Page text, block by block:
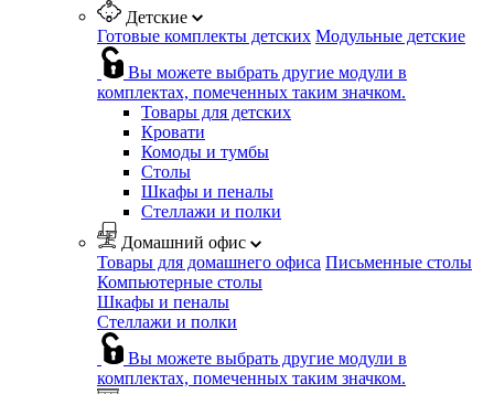
Детские
Готовые комплекты детских Модульные детские
Вы можете выбрать другие модули в
комплектах, помеченных таким значком.
Товары для детских
Кровати
Комоды и тумбы
Столы
Шкафы и пеналы
Стеллажи и полки
Домашний офис
Товары для домашнего офиса Письменные столы
Компьютерные столы
Шкафы и пеналы
Стеллажи и полки
Вы можете выбрать другие модули в
комплектах, помеченных таким значком.